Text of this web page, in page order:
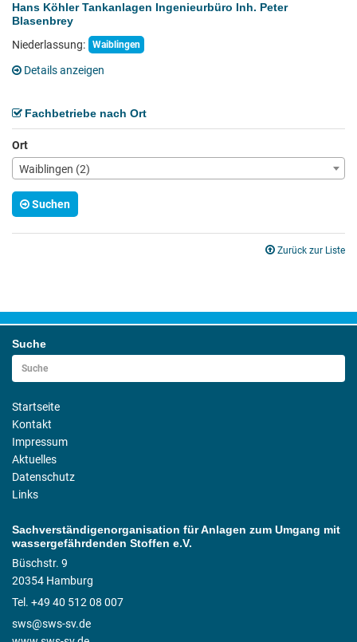
Hans Köhler Tankanlagen Ingenieurbüro Inh. Peter
Blasenbrey
Niederlassung:
Waiblingen
Details anzeigen
Fachbetriebe nach Ort
Ort
Waiblingen (2)
Suchen
Zurück zur Liste
Suche
Startseite
Kontakt
Impressum
Aktuelles
Datenschutz
Links
Sachverständigenorganisation für Anlagen zum Umgang mit
wassergefährdenden Stoffen e.V.
Büschstr. 9
20354 Hamburg
Tel. +49 40 512 08 007
sws@sws-sv.de